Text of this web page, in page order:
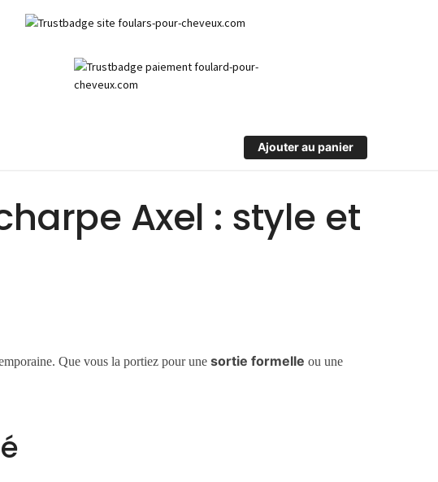
Ajouter au panier
Axel : style et
Que vous la portiez pour unesortie formelle ou une